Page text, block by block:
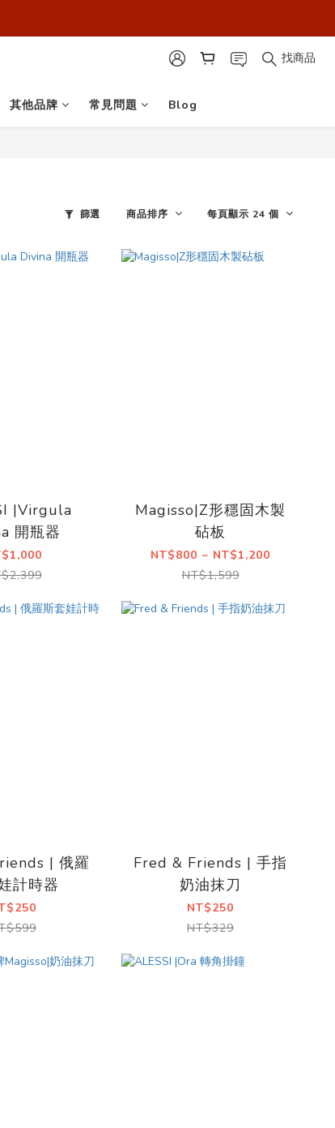
找商品
其他品牌 常見問題 Blog
篩選 商品排序 每頁顯示 24 個
|Virgula
開瓶器
Magisso|Z形穩固木製
砧板
NT$800 ~ NT$1,200
NT$1,599
| 俄羅
計時器
Fred & Friends | 手指
奶油抹刀
NT$250
NT$329